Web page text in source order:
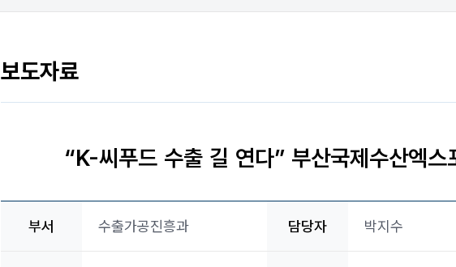
보도자료
“K-씨푸드 수출 길 연다” 부산국제수산엑
부서 수출가공진흥과 담당자 박지수